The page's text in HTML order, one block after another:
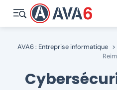
AVA6 : Entreprise informatique >